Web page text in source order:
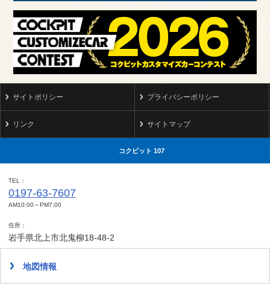
サイトポリシー プライバシーポリシー
リンク サイトマップ
コクピット 107
TEL
0197-63-7607
AM10:00～PM7:00
住所
岩手県北上市北鬼柳18-48-2
地図情報